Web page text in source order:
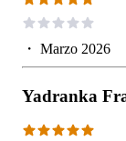
・ Marzo 2026
Yadranka